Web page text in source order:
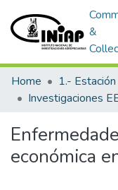
&
Home
Investigaciones
económica